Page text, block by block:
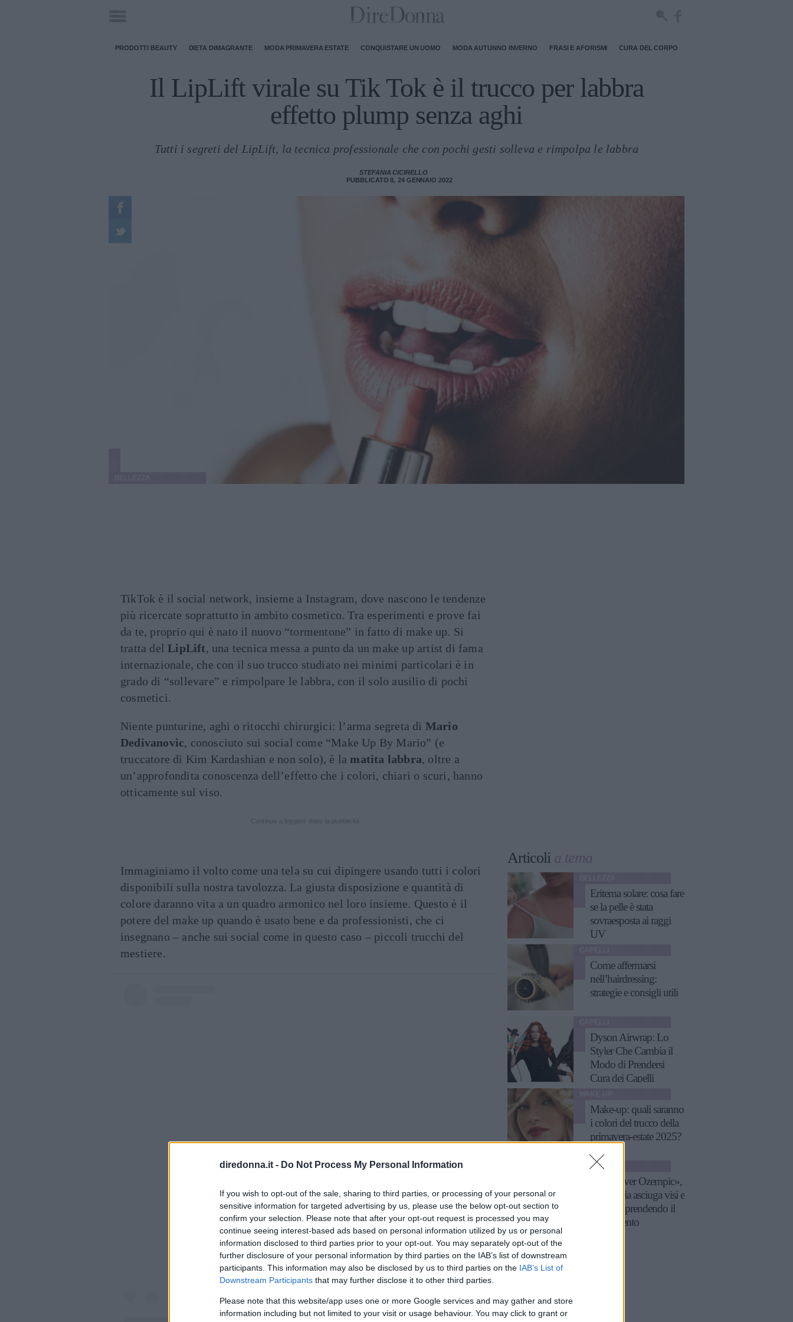
diredonna.it - Do Not Process My Personal Information
If you wish to opt-out of the sale, sharing to third parties, or processing of your personal or
sensitive information for targeted advertising by us, please use the below opt-out section to
confirm your selection. Please note that after your opt-out request is processed you may
continue seeing interest-based ads based on personal information utilized by us or personal
information disclosed to third parties prior to your opt-out. You may separately opt-out of the
further disclosure of your personal information by third parties on the IAB’s list of downstream
participants. This information may also be disclosed by us to third parties on the IAB’s List of
Downstream Participants that may further disclose it to other third parties.
Please note that this website/app uses one or more Google services and may gather and store
information including but not limited to your visit or usage behaviour. You may click to grant or
PRODOTTI BEAUTY DIETA DIMAGRANTE MODA PRIMAVERA ESTATE CONQUISTARE UN UOMO MODA AUTUNNO INVERNO FRASI E AFORISMI CURA DEL CORPO
Il LipLift virale su Tik Tok è il trucco per labbra
effetto plump senza aghi
Tutti i segreti del LipLift, la tecnica professionale che con pochi gesti solleva e rimpolpa le labbra
STEFANIA CICIRELLO
PUBBLICATO IL 24 GENNAIO 2022
TikTok è il social network, insieme a Instagram, dove nascono le tendenze
più ricercate soprattutto in ambito cosmetico. Tra esperimenti e prove fai
da te, proprio qui è nato il nuovo “tormentone” in fatto di make up. Si
tratta delLipLift, una tecnica messa a punto da un make up artist di fama
internazionale, che con il suo trucco studiato nei minimi particolari è in
grado di “sollevare” e rimpolpare le labbra, con il solo ausilio di pochi
cosmetici.
Niente punturine, aghi o ritocchi chirurgici: l’arma segreta di Mario
Dedivanovic, conosciuto sui social come “Make Up By Mario” (e
truccatore di Kim Kardashian e non solo), è la matita labbra, oltre a
un’approfondita conoscenza dell’effetto che i colori, chiari o scuri, hanno
otticamente sul viso.
Immaginiamo il volto come una tela su cui dipingere usando tutti i colori
disponibili sulla nostra tavolozza. La giusta disposizione e quantità di
colore daranno vita a un quadro armonico nel loro insieme. Questo è il
potere del make up quando è usato bene e da professionisti, che ci
insegnano – anche sui social come in questo caso – piccoli trucchi del
mestiere.
Visualizza questo post su Instagram
Articoli a tema
Eritema solare: cosa fare
se la pelle è stata
sovraesposta ai raggi
UV
Come affermarsi
nell’hairdressing:
strategie e consigli utili
Dyson Airwrap: Lo
Styler Che Cambia il
Modo di Prendersi
Cura dei Capelli
Make-up: quali saranno
i colori del trucco della
primavera-estate 2025?
BELLEZZA
«Makeover Ozempic»,
la chirugia asciuga visi e
corpi sta prendendo il
sopravvento